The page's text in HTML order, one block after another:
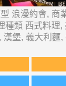
浪漫約會, 商
種類 西式料理,
漢堡, 義大利麵,